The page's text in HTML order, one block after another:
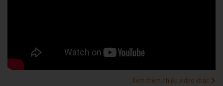
Xem thêm nhiều video khác